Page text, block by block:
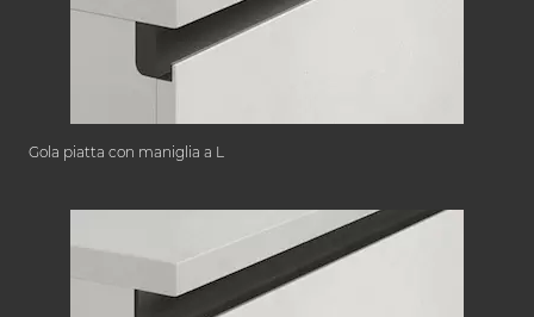
Gola piatta con maniglia a L